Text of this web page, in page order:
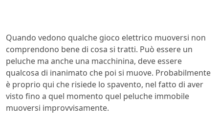
Quando vedono qualche gioco elettrico muoversi non
comprendono bene di cosa si tratti. Può essere un
peluche ma anche una macchinina, deve essere
qualcosa di inanimato che poi si muove. Probabilmente
è proprio qui che risiede lo spavento, nel fatto di aver
visto fino a quel momento quel peluche immobile
muoversi improvvisamente.